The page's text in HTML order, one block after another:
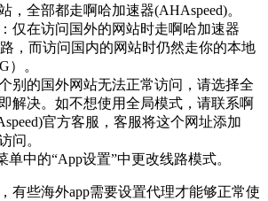
，全部都走啊哈加速器(AHAspeed)。
仅在访问国外的网站时走啊哈加速器
，而访问国内的网站时仍然走你的本地
）。
别的国外网站无法正常访问，请选择全
解决。如不想使用全局模式，请联系啊
官方客服，客服将这个网址添加
问。
单中的“App设置”中更改线路模式。
有些海外app需要设置代理才能够正常使